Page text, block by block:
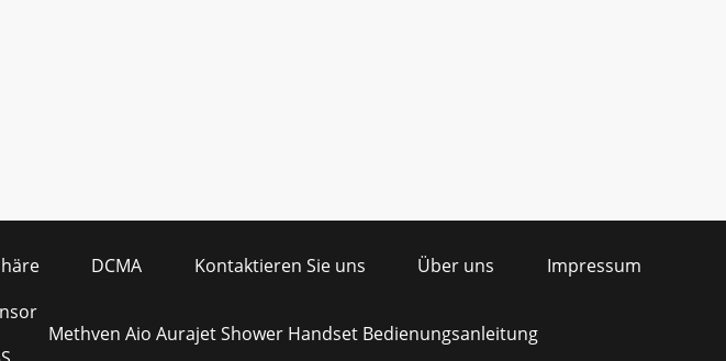
DCMA Kontaktieren Sie uns Über uns
Impressum
Methven Aio Aurajet Shower Handset Bedienungsanleitung